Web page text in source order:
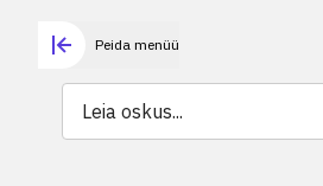
Peida menüü